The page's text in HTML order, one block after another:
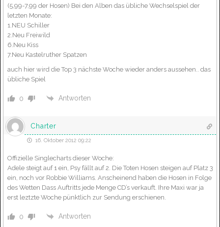
(5,99-7,99 der Hosen) Bei den Alben das übliche Wechselspiel der
letzten Monate:
1.NEU Schiller
2.Neu Freiwild
6.Neu Kiss
7.Neu Kastelruther Spatzen
auch hier wird die Top 3 nächste Woche wieder anders aussehen.. das
übliche Spiel
0 Antworten
Charter
16. Oktober 2012 09:22
Offizielle Singlecharts dieser Woche:
Adele steigt auf 1 ein, Psy fällt auf 2. Die Toten Hosen steigen auf Platz 3
ein, noch vor Robbie Williams. Anscheinend haben die Hosen in Folge
des Wetten Dass Auftritts jede Menge CD’s verkauft. Ihre Maxi war ja
erst leztzte Woche pünktlich zur Sendung erschienen.
0 Antworten